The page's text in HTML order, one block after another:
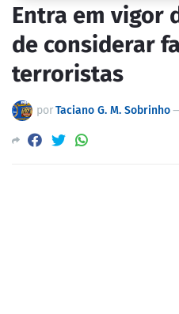
Entra em vigor
de considerar
terroristas
porTaciano G. M. Sobrinho